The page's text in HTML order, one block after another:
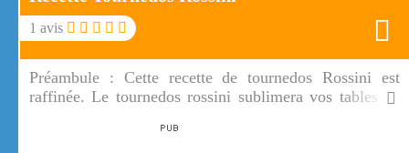
1 avis
Préambule : Cette recette de tournedos Rossini est
raffinée. Le tournedos rossini sublimera vos tables de